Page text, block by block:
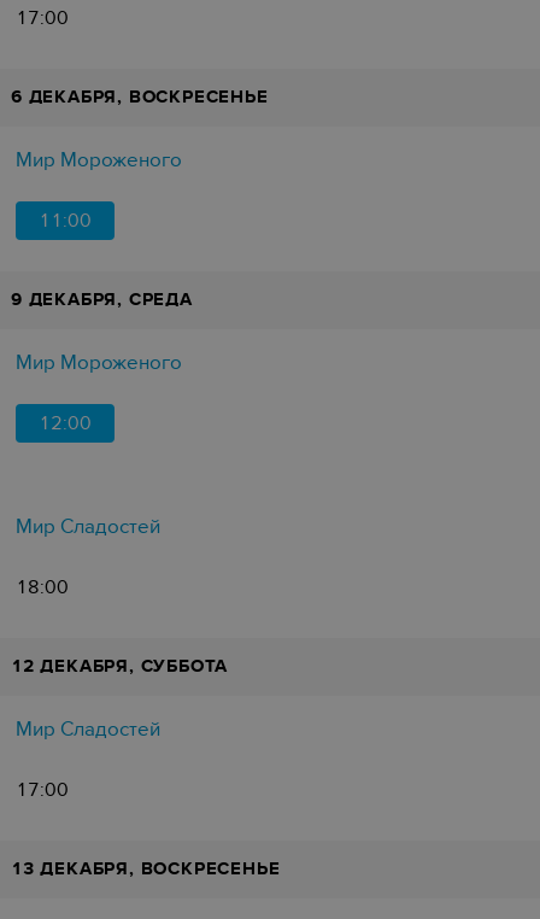
17:00
6 ДЕКАБРЯ, ВОСКРЕСЕНЬЕ
Мир Мороженого
11:00
9 ДЕКАБРЯ, СРЕДА
Мир Мороженого
12:00
Мир Сладостей
18:00
12 ДЕКАБРЯ, СУББОТА
Мир Сладостей
17:00
13 ДЕКАБРЯ, ВОСКРЕСЕНЬЕ